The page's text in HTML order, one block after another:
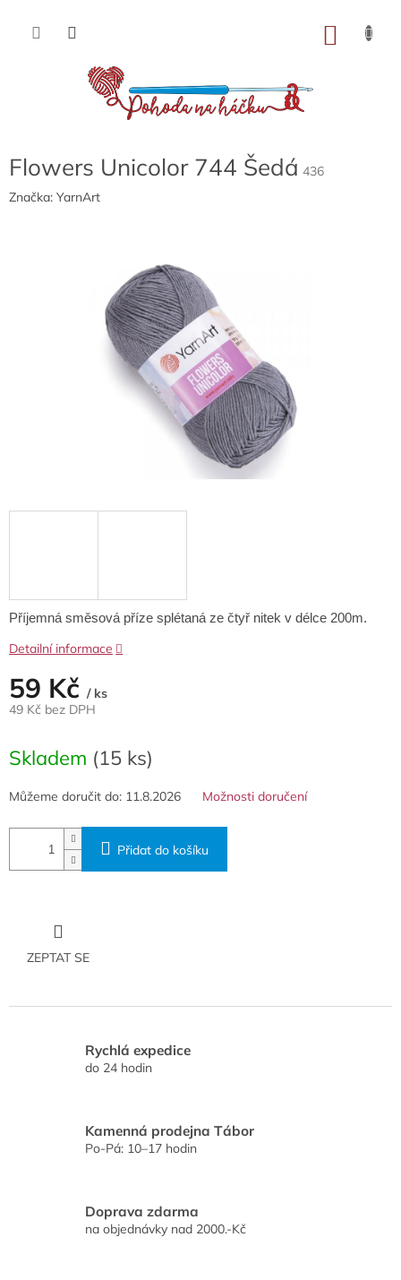
obsah
Flowers Unicolor 744 Šedá 436
Značka: YarnArt
59 Kč / ks
49 Kč bez DPH
cena:
Skladem (15 ks)
Můžeme doručit do: 11.8.2026 Možnosti doručení
Přidat do košíku
Příjemná směsová příze splétaná ze čtyř nitek v délce 200m.
Detailní informace
ZEPTAT SE
Rychlá expedice
do 24 hodin
Kamenná prodejna Tábor
Po-Pá: 10–17 hodin
Doprava zdarma
na objednávky nad 2000.-Kč